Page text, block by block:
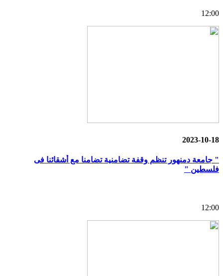
12:00
2023-10-18
" جامعة دمنهور تنظم وقفة تضامنية تضامنا مع أشقائنا فى
فلسطين "
12:00